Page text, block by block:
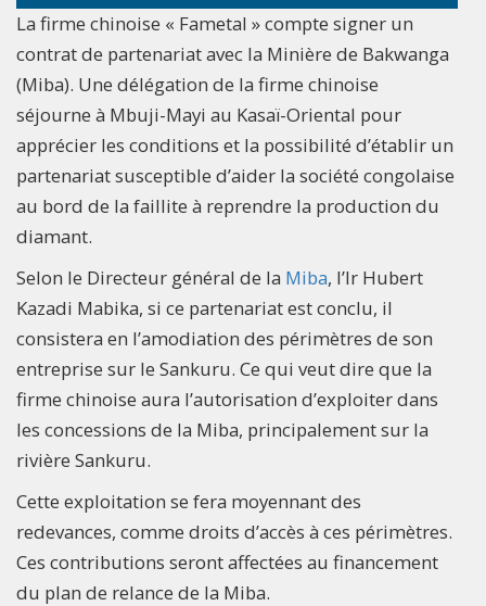
La firme chinoise « Fametal » compte signer un
contrat de partenariat avec la Minière de Bakwanga
(Miba). Une délégation de la firme chinoise
séjourne à Mbuji-Mayi au Kasaï-Oriental pour
apprécier les conditions et la possibilité d’établir un
partenariat susceptible d’aider la société congolaise
au bord de la faillite à reprendre la production du
diamant.
Selon le Directeur général de la Miba, l’Ir Hubert
Kazadi Mabika, si ce partenariat est conclu, il
consistera en l’amodiation des périmètres de son
entreprise sur le Sankuru. Ce qui veut dire que la
firme chinoise aura l’autorisation d’exploiter dans
les concessions de la Miba, principalement sur la
rivière Sankuru.
Cette exploitation se fera moyennant des
redevances, comme droits d’accès à ces périmètres.
Ces contributions seront affectées au financement
du plan de relance de la Miba.